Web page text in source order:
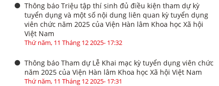
Thông báo Triệu tập thí sinh đủ điều kiện tham dự kỳ
tuyển dụng và một số nội dung liên quan kỳ tuyển dụng
viên chức năm 2025 của Viện Hàn lâm Khoa học Xã hội
Việt Nam
Thứ năm, 11 Tháng 12 2025- 17:32
Thông báo Tham dự Lễ Khai mạc kỳ tuyển dụng viên chức
năm 2025 của Viện Hàn lâm Khoa học Xã hội Việt Nam
Thứ năm, 11 Tháng 12 2025- 17:31